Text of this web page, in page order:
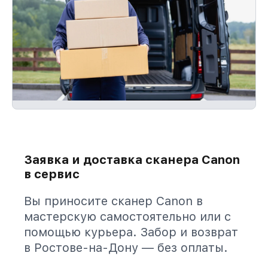
Заявка и доставка сканера Canon
в сервис
Вы приносите сканер Canon в
мастерскую самостоятельно или с
помощью курьера. Забор и возврат
в Ростове-на-Дону — без оплаты.